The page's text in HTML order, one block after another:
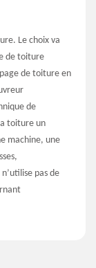
Le choix va
de toiture
de toiture en
de
toiture un
machine, une
pas de